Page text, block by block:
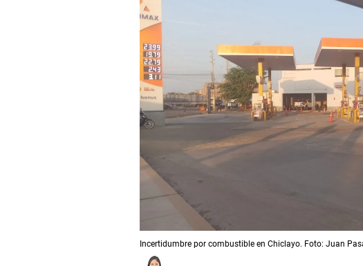
Incertidumbre por combustible en Chiclayo. Foto: Juan